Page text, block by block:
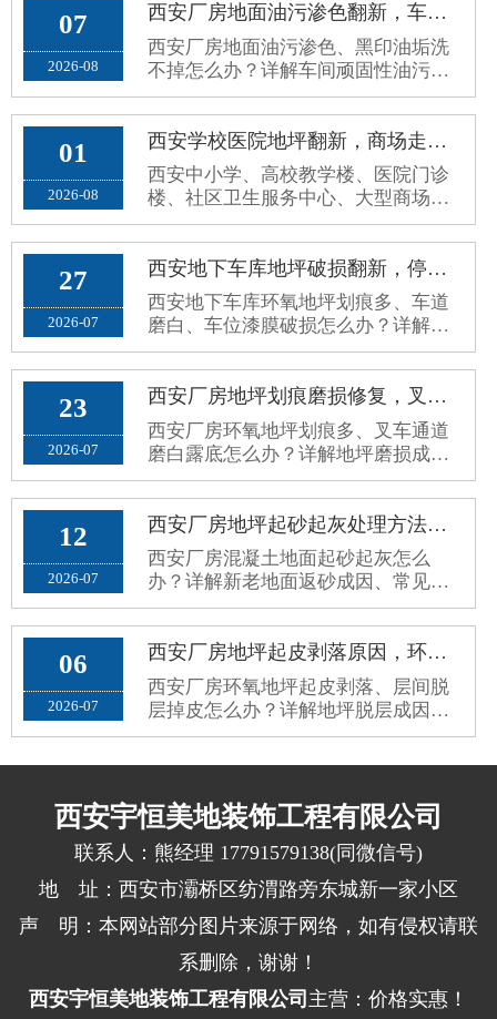
07
2026-08
西安厂房地面油污渗色翻新，车间环氧地面黑印油垢洗不掉处理方案
西安厂房地面油污渗色、黑印油垢洗
不掉怎么办？详解车间顽固性油污成
因、翻新误区与耐油封闭根治施工方
案。
01
2026-08
西安学校医院地坪翻新，商场走廊公共区域环保防滑环氧地坪施工方案
西安中小学、高校教学楼、医院门诊
楼、社区卫生服务中心、大型商场超
市、写字楼公共走廊，属于高人流、
高频走动、全天候开放的公共区域。
原有普通水泥地面、老旧地砖、普通
环氧地面，使用久了容易出现地面起
砂起灰、划痕发黑、空鼓脱落、地面
打滑、污渍渗透、接缝藏污、颜色老
和厂···
27
2026-07
西安地下车库地坪破损翻新，停车场环氧地面车轮划痕、起灰病害处理方案
西安地下车库环氧地坪划痕多、车道
磨白、车位漆膜破损怎么办？详解停
车场地坪病害成因、修补误区与分区
耐磨翻新施工方案。
23
2026-07
西安厂房地坪划痕磨损修复，叉车通道环氧地面磨白露底翻新方案
西安厂房环氧地坪划痕多、叉车通道
磨白露底怎么办？详解地坪磨损成
因、修复误区与标准化耐磨翻新方
案，长效解决地面老旧斑驳问题。
12
2026-07
西安厂房地坪起砂起灰处理方法，新老混凝土地面返砂固化方案
西安厂房混凝土地面起砂起灰怎么
办？详解新老地面返砂成因、常见误
区与标准化固化防尘处理方案，解决
车间扬尘问题。
06
2026-07
西安厂房地坪起皮剥落原因，环氧地坪脱层掉皮根治修复方案
西安厂房环氧地坪起皮剥落、层间脱
层掉皮怎么办？详解地坪脱层成因、
施工误区与标准化根治修复方案，杜
西安宇恒美地装饰工程有限公司
联系人：熊经理 17791579138(同微信号)
地 址：西安市灞桥区纺渭路旁东城新一家小区
声 明：本网站部分图片来源于网络，如有侵权请联
系删除，谢谢！
西安宇恒美地装饰工程有限公司 主营：价格实惠！